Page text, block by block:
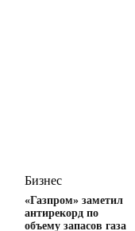
Бизнес
«Газпром» заметил
антирекорд по
объему запасов газа